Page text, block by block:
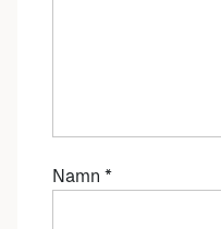
Namn *